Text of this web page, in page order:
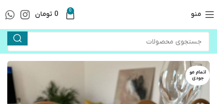
منو 0
0 تومان
اتمام مو
جودی